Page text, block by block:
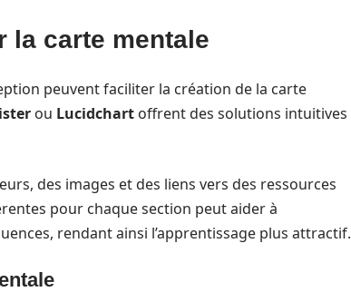
la carte mentale
peuvent faciliter la création de la carte
ou Lucidchart offrent des solutions intuitives
des images et des liens vers des ressources
pour chaque section peut aider à
rendant ainsi l’apprentissage plus attractif.